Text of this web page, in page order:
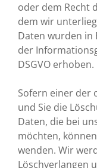
oder dem Recht
dem wir
Daten wurden in
der
DSGVO erhoben.
Sofern einer der
und Sie die
Daten, die bei
möchten,
wenden. Wir
Löschverlangen